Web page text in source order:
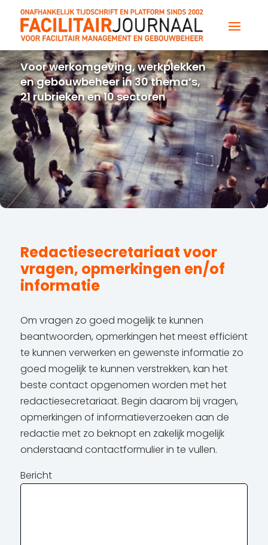
Voor werkomgeving, werkplekken
en gebouwbeheer in 30 thema’s,
21 rubrieken en 10 sectoren
Redactiesecretariaat voor
vragen, opmerkingen en/of
informatie
Om vragen zo goed mogelijk te kunnen
beantwoorden, opmerkingen het meest efficiënt
te kunnen verwerken en gewenste informatie zo
goed mogelijk te kunnen verstrekken, kan het
beste contact opgenomen worden met het
redactiesecretariaat. Begin daarom bij vragen,
opmerkingen of informatieverzoeken aan de
redactie met zo beknopt en zakelijk mogelijk
onderstaand contactformulier in te vullen.
Bericht